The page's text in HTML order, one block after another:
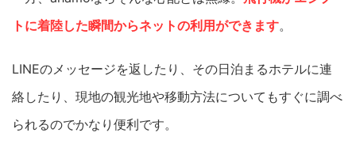
トに着陸した瞬間からネットの利用ができます。
LINEのメッセージを返したり、その日泊まるホテルに連
絡したり、現地の観光地や移動方法についてもすぐに調べ
られるのでかなり便利です。